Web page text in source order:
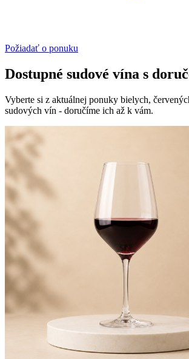
Požiadať o ponuku
Dostupné sudové vína s
Vyberte si z aktuálnej ponuky bielych,
sudových vín - doručíme ich až k vám.